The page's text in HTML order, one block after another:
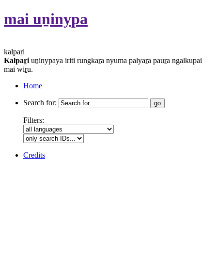
mai uṉinypa
kalpaṟi
Kalpaṟi uṉinypaya iriti rungkaṟa nyuma palyaṟa pauṟa ngalkupai
mai wiṟu.
Home
Search for:
Filters:
Credits